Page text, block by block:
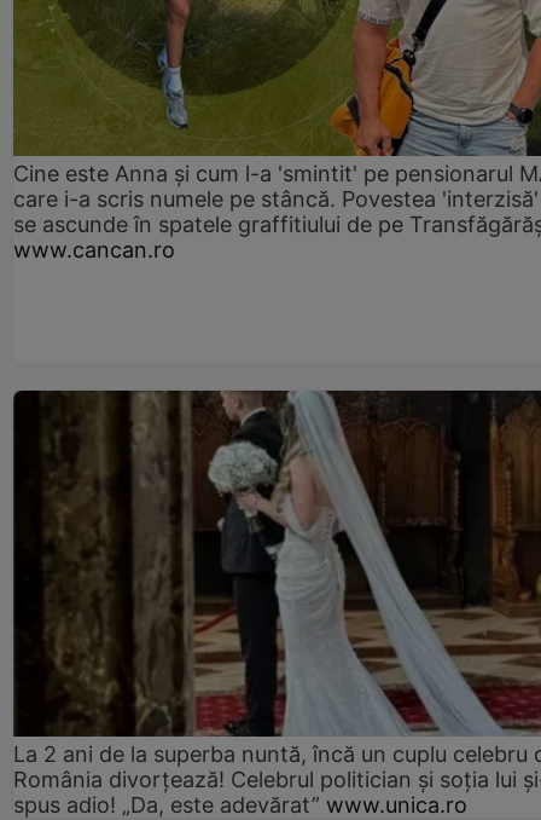
Cine este Anna și cum l-a 'smintit' pe pensionarul
care i-a scris numele pe stâncă. Povestea
se ascunde în spatele graffitiului de pe
www.cancan.ro
La 2 ani de la superba nuntă, încă un cuplu celebru
România divorțează! Celebrul politician și soția lui
spus adio! „Da, este adevărat” www.unica.ro